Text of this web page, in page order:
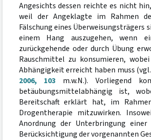
Angesichts dessen reichte es nicht
weil der Angeklagte im Rahmen
Fälschung eines Überweisungsträgers
einem Hang auszugehen, wenn
zurückgehende oder durch Übung
Rauschmittel zu konsumieren,
Abhängigkeit erreicht haben muss
2006, 103 m.w.N.). Vorliegend
betäubungsmittelabhängig ist,
Bereitschaft erklärt hat, im
Drogentherapie mitzuwirken.
Anordnung der Unterbringung
Berücksichtigung der vorgenannten